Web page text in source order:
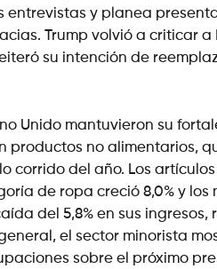
entrevistas y planea
Trump volvió a criticar a
su intención de
Unido mantuvieron su
productos no alimentarios,
corrido del año. Los
de ropa creció 8,0% y los
del 5,8% en sus ingresos,
el sector minorista
sobre el próximo